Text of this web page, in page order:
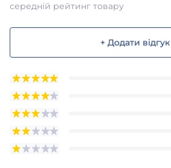
середній рейтинг товару
+ Додати відгук